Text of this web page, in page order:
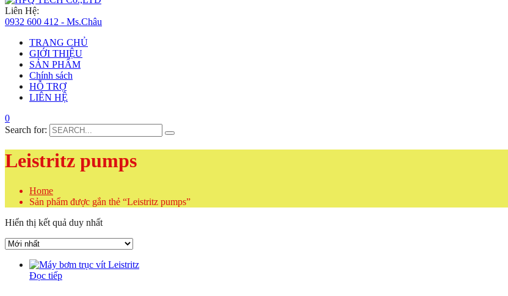
Liên Hệ:
0932 600 412 - Ms.Châu
TRANG CHỦ
GIỚI THIỆU
SẢN PHẨM
Chính sách
HỖ TRỢ
LIÊN HỆ
0
Search for:
Leistritz pumps
Home
Sản phẩm được gắn thẻ “Leistritz pumps”
Hiển thị kết quả duy nhất
Đọc tiếp